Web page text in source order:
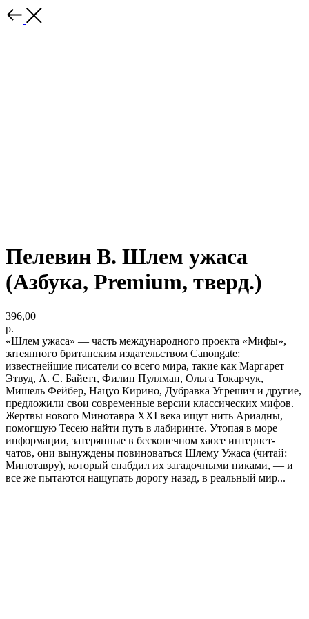
Пелевин В. Шлем ужаса
(Азбука, Premium, тверд.)
396,00
р.
«Шлем ужаса» — часть международного проекта «Мифы»,
затеянного британским издательством Canongate:
известнейшие писатели со всего мира, такие как Маргарет
Этвуд, А. С. Байетт, Филип Пуллман, Ольга Токарчук,
Мишель Фейбер, Нацуо Кирино, Дубравка Угрешич и другие,
предложили свои современные версии классических мифов.
Жертвы нового Минотавра XXI века ищут нить Ариадны,
помогшую Тесею найти путь в лабиринте. Утопая в море
информации, затерянные в бесконечном хаосе интернет-
чатов, они вынуждены повиноваться Шлему Ужаса (читай:
Минотавру), который снабдил их загадочными никами, — и
все же пытаются нащупать дорогу назад, в реальный мир...